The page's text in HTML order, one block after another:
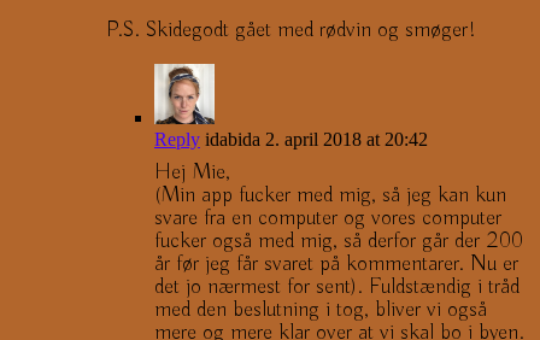
P.S. Skidegodt gået med rødvin og smøger!
Reply idabida 2. april 2018 at 20:42
Hej Mie,
(Min app fucker med mig, så jeg kan kun
svare fra en computer og vores computer
fucker også med mig, så derfor går der 200
år før jeg får svaret på kommentarer. Nu er
det jo nærmest for sent). Fuldstændig i tråd
med den beslutning i tog, bliver vi også
mere og mere klar over at vi skal bo i byen.